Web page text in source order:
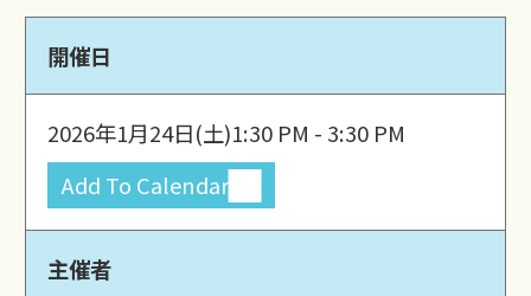
開催日
2026年1月24日(土)1:30 PM - 3:30 PM
Add To Calendar
主催者